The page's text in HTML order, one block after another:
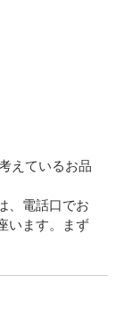
えているお品
、電話口でお
います。まず